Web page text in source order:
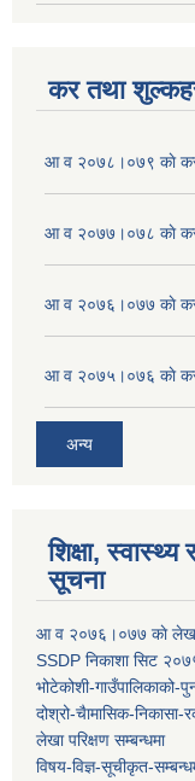
कर तथा
आ व २०७८।०७९ काे
आ व २०७७।०७८ काे
आ व २०७६।०७७ काे
आ व २०७५।०७६ काे
अन्य
शिक्षा, स्वास्थ्य
सूचना
आ व २०७६।०७७ काे
SSDP निकाशा सिट
भोटेकोशी-गाउँपालिकाको-
दोश्रो-चैामासिक-निकासा-
लेखा परिक्षण सम्बन्धमा
विषय-विज्ञ-सूचीकृत-